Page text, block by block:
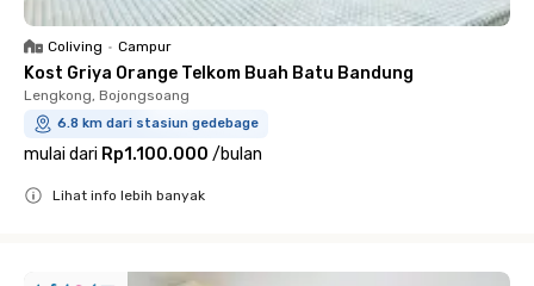
Coliving • Campur
Kost Griya Orange Telkom Buah Batu Bandung
Lengkong, Bojongsoang
6.8 km dari stasiun gedebage
mulai dari Rp1.100.000 /bulan
Lihat info lebih banyak